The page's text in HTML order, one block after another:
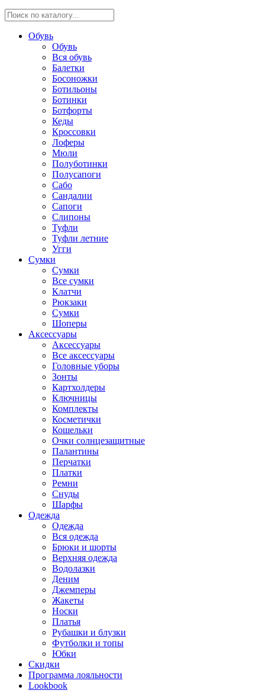
Обувь
Обувь
Вся обувь
Балетки
Босоножки
Ботильоны
Ботинки
Ботфорты
Кеды
Кроссовки
Лоферы
Мюли
Полуботинки
Полусапоги
Сабо
Сандалии
Сапоги
Слипоны
Туфли
Туфли летние
Угги
Сумки
Сумки
Все сумки
Клатчи
Рюкзаки
Сумки
Шоперы
Аксессуары
Аксессуары
Все аксессуары
Головные уборы
Зонты
Картхолдеры
Ключницы
Комплекты
Косметички
Кошельки
Очки солнцезащитные
Палантины
Перчатки
Платки
Ремни
Снуды
Шарфы
Одежда
Одежда
Вся одежда
Брюки и шорты
Верхняя одежда
Водолазки
Деним
Джемперы
Жакеты
Носки
Платья
Рубашки и блузки
Футболки и топы
Юбки
Скидки
Программа лояльности
Lookbook